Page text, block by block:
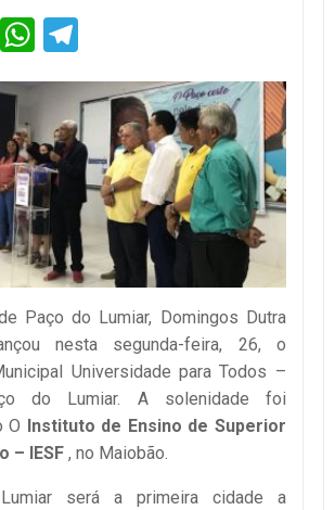
X WhatsApp
Paço do Lumiar, Domingos Dutra
nesta segunda-feira, 26, o
Universidade para Todos –
do Lumiar. A solenidade foi
O
Instituto de Ensino de Superior
– IESF , no Maiobão.
será a primeira cidade a